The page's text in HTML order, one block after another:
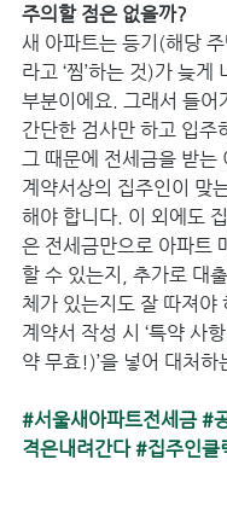
주의할 점은 없을까?
새 아파트는 등기(해당
라고 ‘찜’하는 것)가 늦게
부분이에요. 그래서 들어
간단한 검사만 하고 입주
그 때문에 전세금을 받는
계약서상의 집주인이 맞
해야 합니다. 이 외에도
은 전세금만으로 아파트
할 수 있는지, 추가로 대
체가 있는지도 잘 따져야
계약서 작성 시 ‘특약 사
약 무효!)’을 넣어 대처하
#서울새아파트전세금 #
격은내려간다 #집주인클